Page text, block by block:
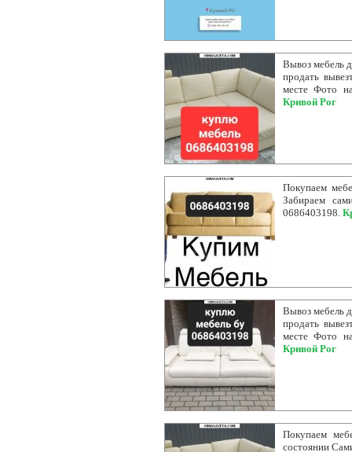
Вывоз мебель
продать
месте Фото
Кривой Рог
Покупаем
Забираем
0686403198.
Вывоз мебель
продать
месте Фото
Кривой Рог
Покупаем
состоянии